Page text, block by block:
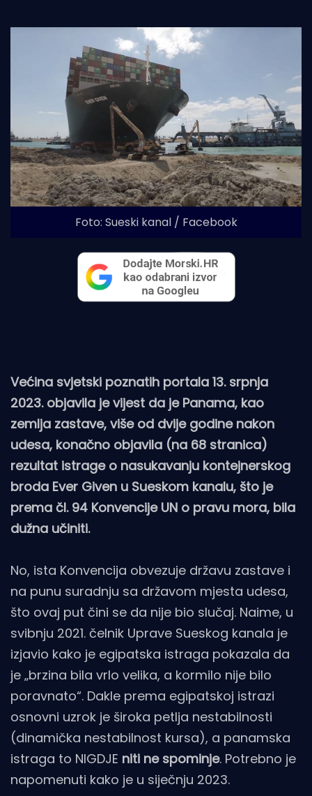
Foto: Sueski kanal / Facebook
Većina svjetski poznatih portala 13. srpnja
2023. objavila je vijest da je Panama, kao
zemlja zastave, više od dvije godine nakon
udesa, konačno objavila (na 68 stranica)
rezultat istrage o nasukavanju kontejnerskog
broda Ever Given u Sueskom kanalu, što je
prema čl. 94 Konvencije UN o pravu mora, bila
dužna učiniti.
No, ista Konvencija obvezuje državu zastave i
na punu suradnju sa državom mjesta udesa,
što ovaj put čini se da nije bio slučaj. Naime, u
svibnju 2021. čelnik Uprave Sueskog kanala je
izjavio kako je egipatska istraga pokazala da
je „brzina bila vrlo velika, a kormilo nije bilo
poravnato“. Dakle prema egipatskoj istrazi
osnovni uzrok je široka petlja nestabilnosti
(dinamička nestabilnost kursa), a panamska
istraga to NIGDJE niti ne spominje. Potrebno je
napomenuti kako je u siječnju 2023.